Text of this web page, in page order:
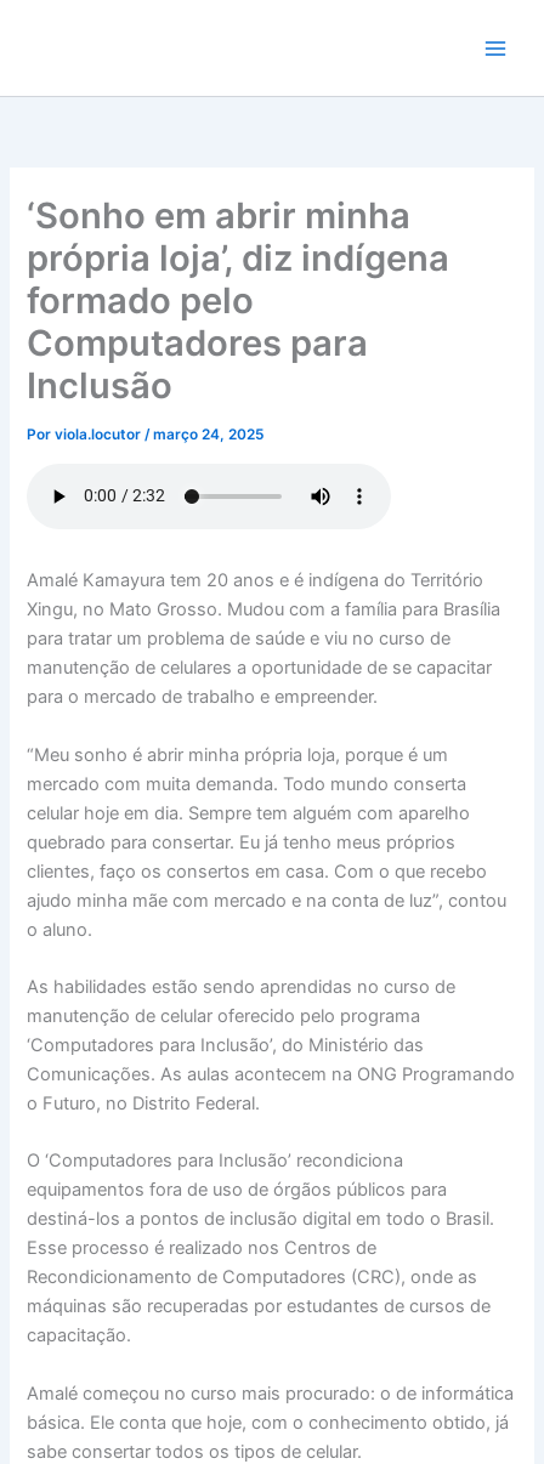
conteúdo
‘Sonho em abrir minha
própria loja’, diz indígena
formado pelo
Computadores para
Inclusão
Porviola.locutor/março 24, 2025
Amalé Kamayura tem 20 anos e é indígena do Território
Xingu, no Mato Grosso. Mudou com a família para Brasília
para tratar um problema de saúde e viu no curso de
manutenção de celulares a oportunidade de se capacitar
para o mercado de trabalho e empreender.
“Meu sonho é abrir minha própria loja, porque é um
mercado com muita demanda. Todo mundo conserta
celular hoje em dia. Sempre tem alguém com aparelho
quebrado para consertar. Eu já tenho meus próprios
clientes, faço os consertos em casa. Com o que recebo
ajudo minha mãe com mercado e na conta de luz”, contou
o aluno.
As habilidades estão sendo aprendidas no curso de
manutenção de celular oferecido pelo programa
‘Computadores para Inclusão’, do Ministério das
Comunicações. As aulas acontecem na ONG Programando
o Futuro, no Distrito Federal.
O ‘Computadores para Inclusão’ recondiciona
equipamentos fora de uso de órgãos públicos para
destiná-los a pontos de inclusão digital em todo o Brasil.
Esse processo é realizado nos Centros de
Recondicionamento de Computadores (CRC), onde as
máquinas são recuperadas por estudantes de cursos de
capacitação.
Amalé começou no curso mais procurado: o de informática
básica. Ele conta que hoje, com o conhecimento obtido, já
sabe consertar todos os tipos de celular.